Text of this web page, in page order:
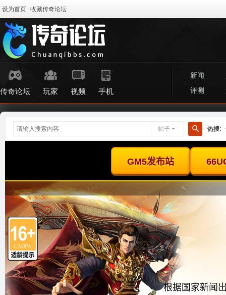
设为首页 收藏传奇论坛
传奇论坛 玩家 视频 手机
新闻
评测
帖子
搜
热搜: